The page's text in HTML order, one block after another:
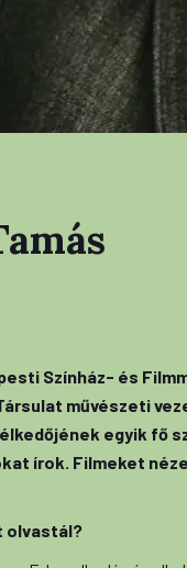
Színház- és
művészeti
egyik fő
írok. Filmeket
olvastál?